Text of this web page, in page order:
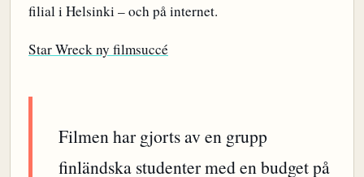
filial i Helsinki – och på internet.
Star Wreck ny filmsuccé
Filmen har gjorts av en grupp
finländska studenter med en budget på